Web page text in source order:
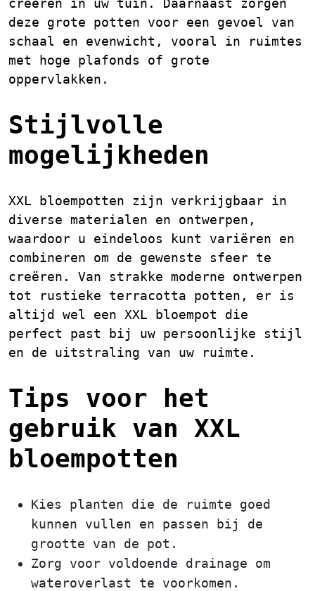
creëren in uw tuin. Daarnaast zorgen
deze grote potten voor een gevoel van
schaal en evenwicht, vooral in ruimtes
met hoge plafonds of grote
oppervlakken.
Stijlvolle
mogelijkheden
XXL bloempotten zijn verkrijgbaar in
diverse materialen en ontwerpen,
waardoor u eindeloos kunt variëren en
combineren om de gewenste sfeer te
creëren. Van strakke moderne ontwerpen
tot rustieke terracotta potten, er is
altijd wel een XXL bloempot die
perfect past bij uw persoonlijke stijl
en de uitstraling van uw ruimte.
Tips voor het
gebruik van XXL
bloempotten
Kies planten die de ruimte goed
kunnen vullen en passen bij de
grootte van de pot.
Zorg voor voldoende drainage om
wateroverlast te voorkomen.